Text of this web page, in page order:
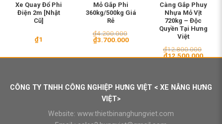
Xe Quay Đổ Phi
Điện 2m [Nhật
Cũ]
₫1
Mỏ Gắp Phi
360kg/500kg Giá
Rẻ
₫4.200.000
Giá
gốc
₫4.200.000.
₫3.700.000Giá
là:
Càng Gắp Phuy
Nhựa Mỏ Vịt
720kg – Độc
Quyền Tại Hưng
Việt
₫12.800.000
Giá
₫12.500.000Giá
CÔNG TY TNHH CÔNG NGHIỆP HƯNG VIỆT < XE NÂNG HƯNG
VIỆT>
Website: www.thietbinanghungviet.com